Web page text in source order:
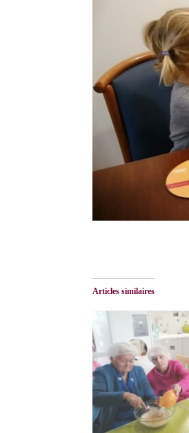
Articles similaires